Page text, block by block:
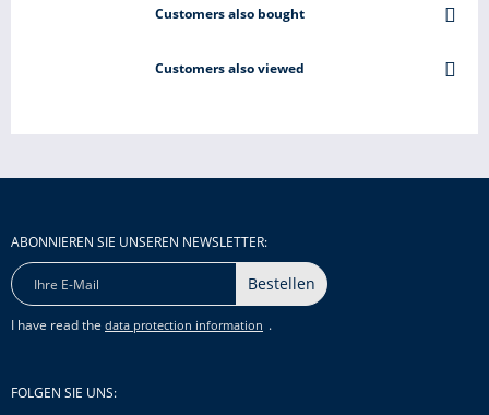
Customers also bought
Customers also viewed
ABONNIEREN SIE UNSEREN NEWSLETTER:
Bestellen
I have read the data protection information .
FOLGEN SIE UNS: